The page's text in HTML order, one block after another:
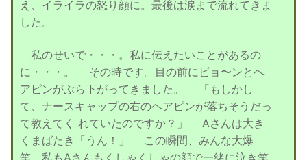
え、イライラの怒り顔に。最後は涙まで流れてきま
した。
私のせいで・・・。私に伝えたいことがあるの
に・・・。 その時です。目の前にビョ〜ンとヘ
アピンがぶら下がってきました。 「もしかし
て、ナースキャップの右のヘアピンが落ちそうだっ
て教えてく れていたのですか？」 Aさんは大き
くまばたき「うん！」 この瞬間、みんな大爆
笑。私もAさんもくしゃくしゃの顔で一緒に泣き笑